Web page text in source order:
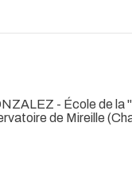
- École de la
de Mireille